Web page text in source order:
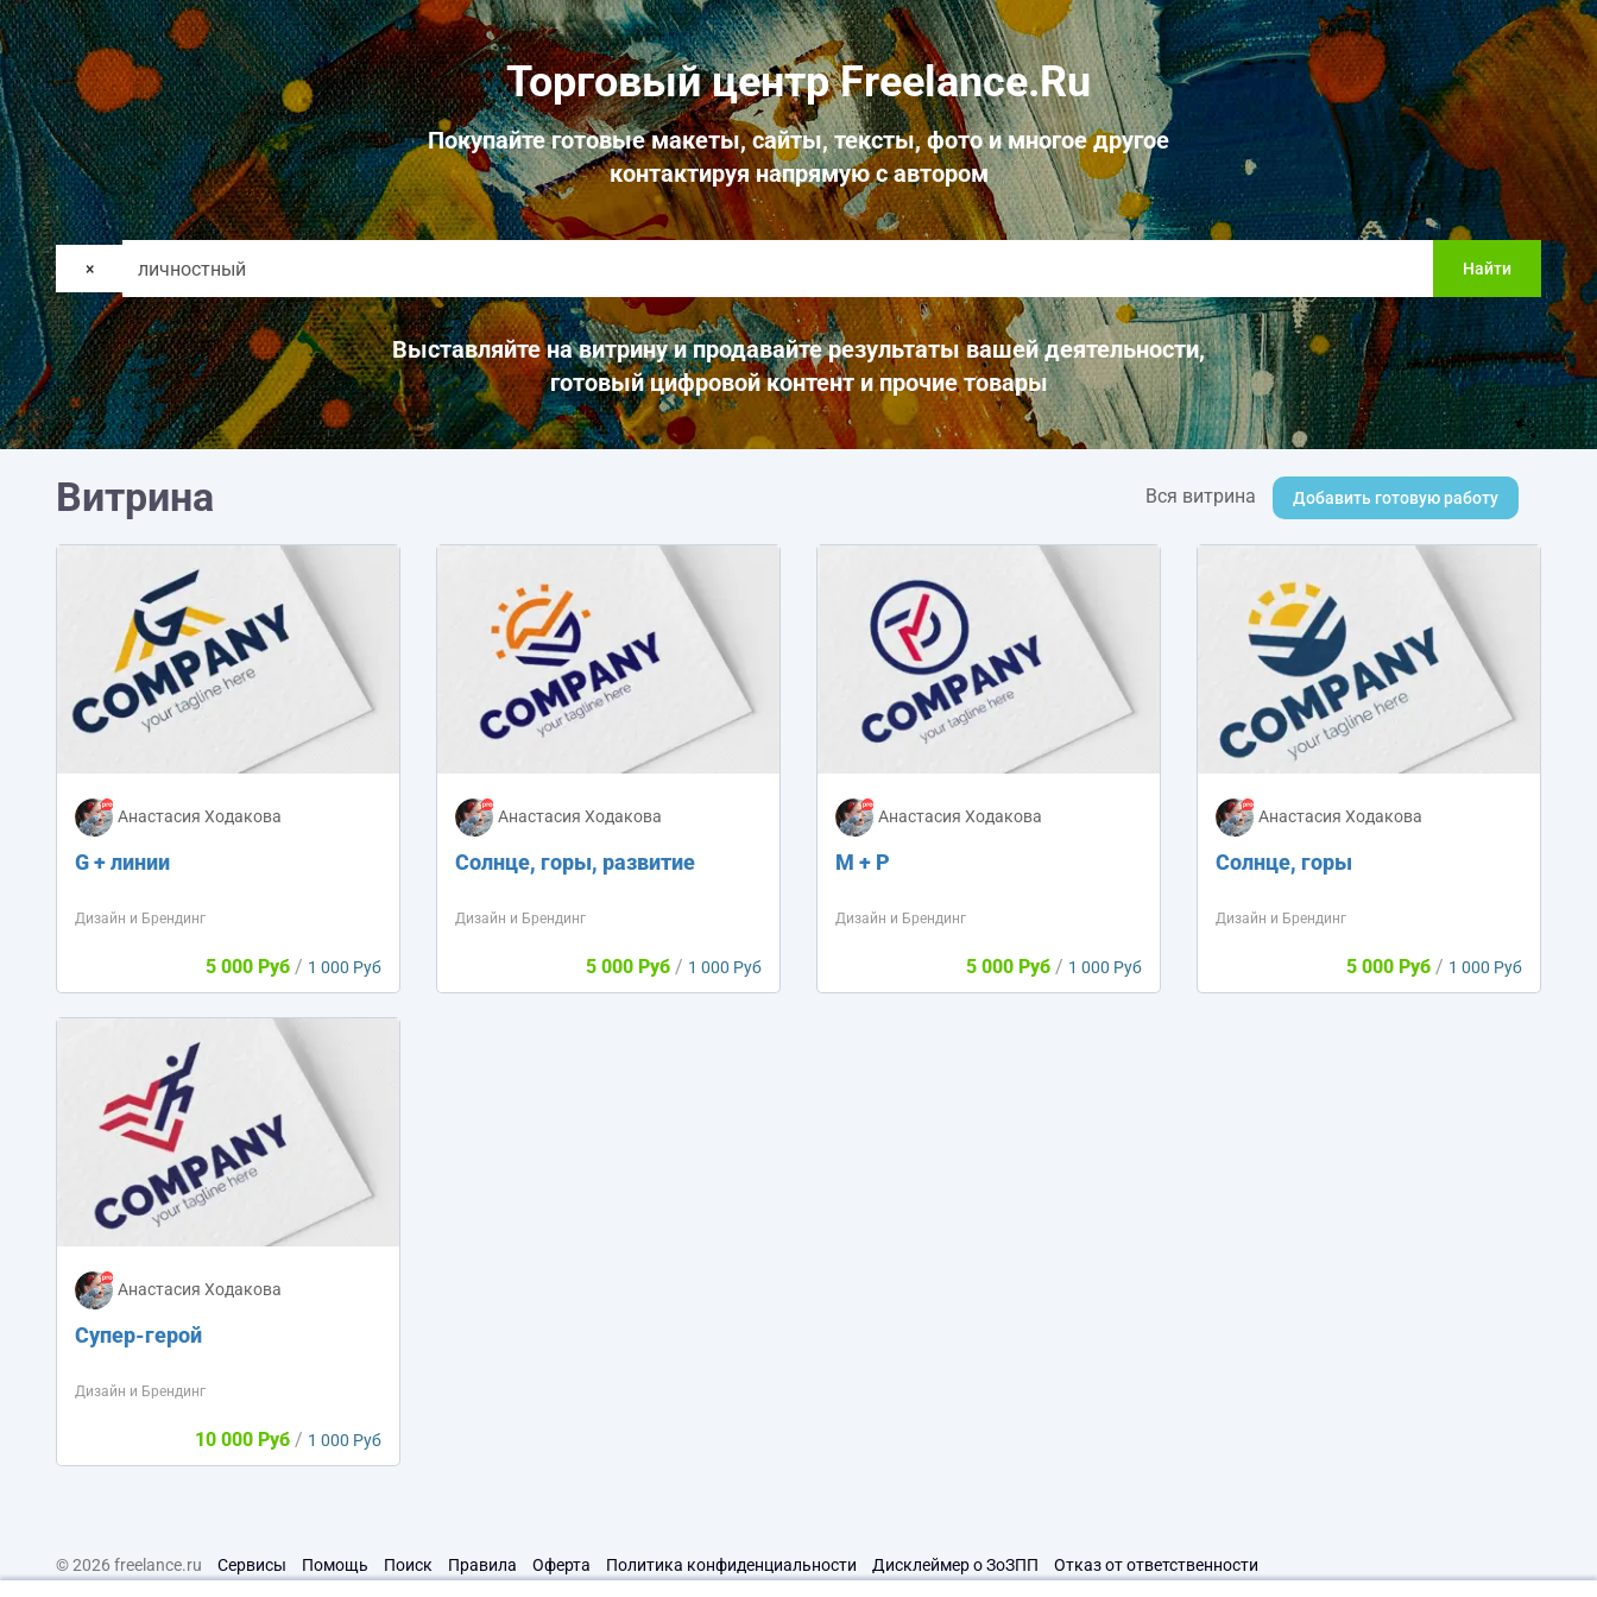
Торговый центр Freelance.Ru
Покупайте готовые макеты, сайты, тексты, фото и многое другое
контактируя напрямую с автором
× Найти
Выставляйте на витрину и продавайте результаты вашей деятельности,
готовый цифровой контент и прочие товары
Витрина Вся витрина Добавить готовую работу
Анастасия Ходакова
G + линии
Дизайн и Брендинг
5 000 Руб / 1 000 Руб
Анастасия Ходакова
Солнце, горы, развитие
Дизайн и Брендинг
5 000 Руб / 1 000 Руб
Анастасия Ходакова
M + P
Дизайн и Брендинг
5 000 Руб / 1 000 Руб
Анастасия Ходакова
Солнце, горы
Дизайн и Брендинг
5 000 Руб / 1 000 Руб
Анастасия Ходакова
Супер-герой
Дизайн и Брендинг
10 000 Руб / 1 000 Руб
© 2026 freelance.ru Сервисы Помощь Поиск Правила Оферта Политика конфиденциальности Дисклеймер о ЗоЗПП Отказ от ответственности